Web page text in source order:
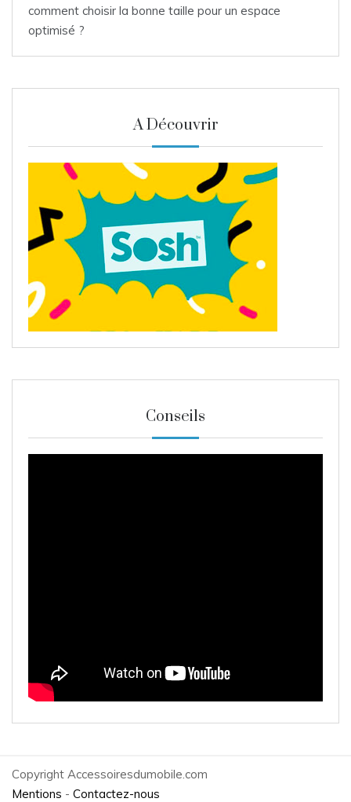
comment choisir la bonne taille pour un espace
optimisé ?
A Découvrir
Conseils
Copyright Accessoiresdumobile.com
Mentions - Contactez-nous